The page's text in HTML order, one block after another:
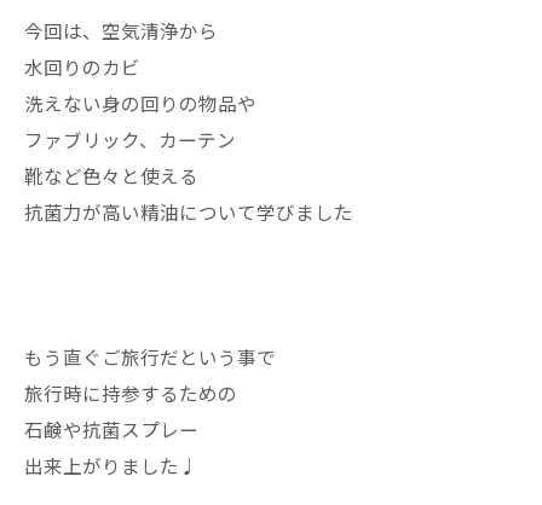
今回は、空気清浄から
水回りのカビ
洗えない身の回りの物品や
ファブリック、カーテン
靴など色々と使える
抗菌力が高い精油について学びました
もう直ぐご旅行だという事で
旅行時に持参するための
石鹸や抗菌スプレー
出来上がりました♩